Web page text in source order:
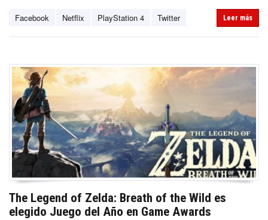
Facebook Netflix PlayStation 4 Twitter Leer más
The Legend of Zelda: Breath of the Wild es
elegido Juego del Año en Game Awards